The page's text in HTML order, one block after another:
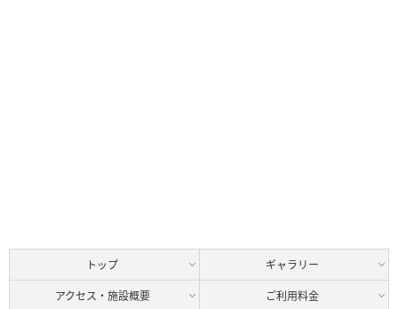
トップ
ギャラリー
アクセス・施設概要
ご利用料金